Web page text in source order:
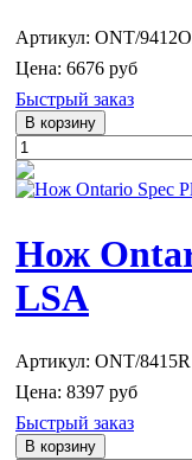
Артикул: ONT/
Цена: 6676 руб
Быстрый заказ
Нож
LSA
Артикул: ONT/8415R
Цена: 8397 руб
Быстрый заказ